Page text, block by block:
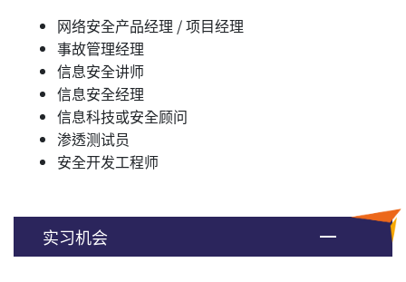
网络安全产品经理 / 项目经理
事故管理经理
信息安全讲师
信息安全经理
信息科技或安全顾问
渗透测试员
安全开发工程师
实习机会